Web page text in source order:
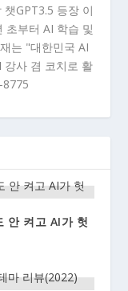
GPT3.5 등장 이
초부터 AI 학습 및
는 "대한민국 AI
강사 겸 코치로 활
안 켜고 AI가 헛